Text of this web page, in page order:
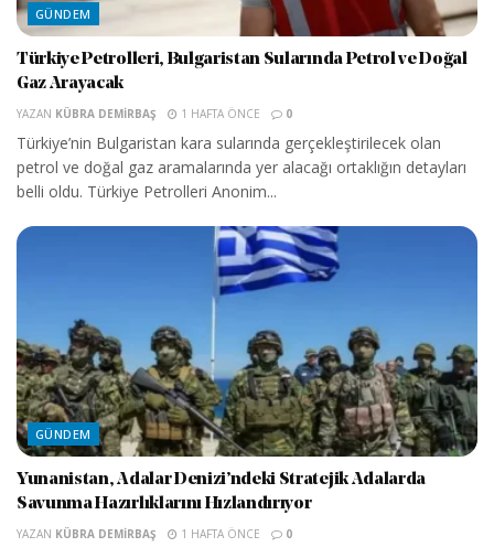
GÜNDEM
Türkiye Petrolleri, Bulgaristan Sularında Petrol ve Doğal
Gaz Arayacak
YAZAN KÜBRA DEMIRBAŞ 1 HAFTA ÖNCE 0
Türkiye’nin Bulgaristan kara sularında gerçekleştirilecek olan
petrol ve doğal gaz aramalarında yer alacağı ortaklığın detayları
belli oldu. Türkiye Petrolleri Anonim...
GÜNDEM
Yunanistan, Adalar Denizi’ndeki Stratejik Adalarda
Savunma Hazırlıklarını Hızlandırıyor
YAZAN KÜBRA DEMIRBAŞ 1 HAFTA ÖNCE 0